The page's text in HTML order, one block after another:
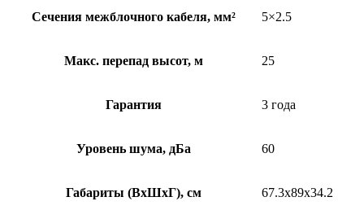
Сечения межблочного кабеля, мм² 5×2.5
Макс. перепад высот, м 25
Гарантия 3 года
Уровень шума, дБа 60
Габариты (ВхШхГ), см 67.3x89x34.2